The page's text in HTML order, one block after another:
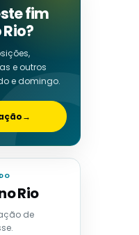
fim
e outros
e domingo.
→
Rio
de